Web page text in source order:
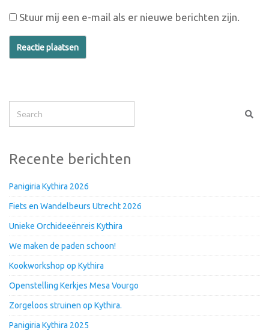
Stuur mij een e-mail als er nieuwe berichten zijn.
Recente berichten
Panigiria Kythira 2026
Fiets en Wandelbeurs Utrecht 2026
Unieke Orchideeënreis Kythira
We maken de paden schoon!
Kookworkshop op Kythira
Openstelling Kerkjes Mesa Vourgo
Zorgeloos struinen op Kythira.
Panigiria Kythira 2025